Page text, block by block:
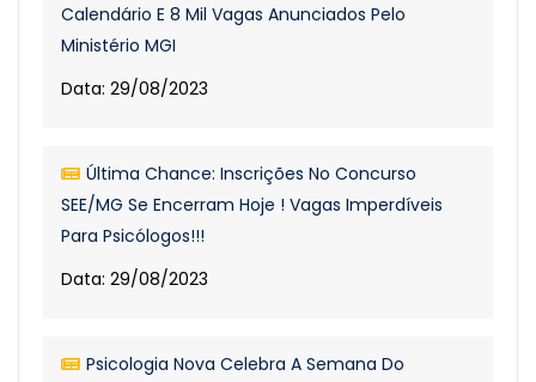
Calendário E 8 Mil Vagas Anunciados Pelo
Ministério MGI
Data: 29/08/2023
Última Chance: Inscrições No Concurso
SEE/MG Se Encerram Hoje ! Vagas Imperdíveis
Para Psicólogos!!!
Data: 29/08/2023
Psicologia Nova Celebra A Semana Do